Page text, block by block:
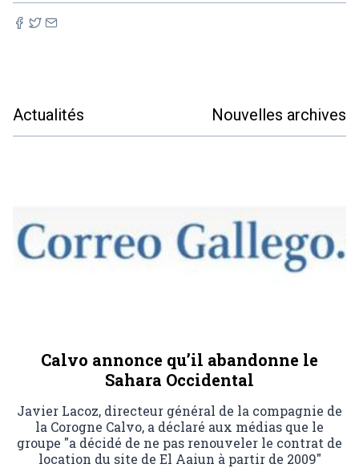
Actualités Nouvelles archives
Calvo annonce qu’il abandonne le
Sahara Occidental
Javier Lacoz, directeur général de la compagnie de
la Corogne Calvo, a déclaré aux médias que le
groupe "a décidé de ne pas renouveler le contrat de
location du site de El Aaiun à partir de 2009"